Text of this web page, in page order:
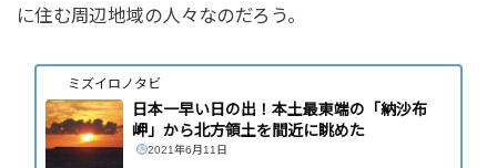
に住む周辺地域の人々なのだろう。
ミズイロノタビ
日本一早い日の出！本土最東端の「納沙布
岬」から北方領土を間近に眺めた
2021年6月11日